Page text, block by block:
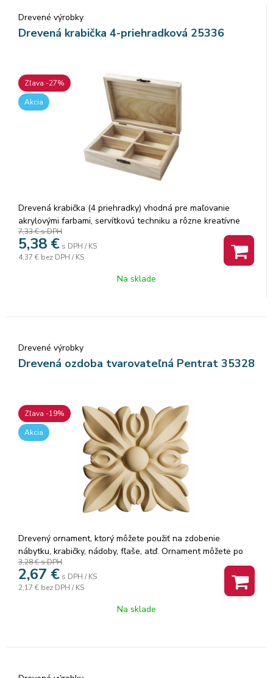
Drevené výrobky
Drevená krabička 4-priehradková 25336
Zľava -27%
Akcia
Drevená krabička (4 priehradky) vhodná pre maľovanie
akrylovými farbami, servítkovú techniku a rôzne kreatívne
techniky. Rozmery: 14 x 10 x 3,5 cm
7,33 €s DPH
5,38 € s DPH / KS
4,37 € bez DPH / KS
Na sklade
Drevené výrobky
Drevená ozdoba tvarovateľná Pentrat 35328
Zľava -19%
Akcia
Drevený ornament, ktorý môžete použiť na zdobenie
nábytku, krabičky, nádoby, fľaše, atď. Ornament môžete po
nahriatí teplovzdušnou pištoľou (alebo fénom) tvarovať,
takže ho môžete nalepiť aj na oblé tvary. Ozdoby sa dajú
rezať, obrúsiť šmirgľom, maľovať.
3,28 €s DPH
2,67 € s DPH / KS
2,17 € bez DPH / KS
Na sklade